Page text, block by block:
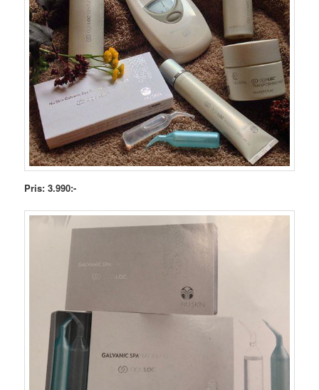
Pris: 3.990:-